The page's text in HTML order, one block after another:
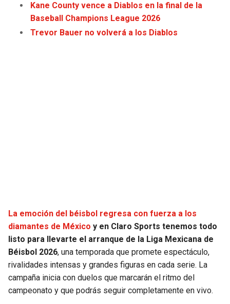
COWBOYS
BEARS
LIONS
PACKERS
CLIPPERS
SPURS
NUGGETS
TIMBERWOLVES
Kane County vence a Diablos en la final de la
Baseball Champions League 2026
Trevor Bauer no volverá a los Diablos
La emoción del béisbol regresa con fuerza a los
diamantes de México y en Claro Sports tenemos todo
listo para llevarte el arranque de la Liga Mexicana de
Béisbol 2026, una temporada que promete espectáculo,
rivalidades intensas y grandes figuras en cada serie. La
campaña inicia con duelos que marcarán el ritmo del
campeonato y que podrás seguir completamente en vivo.